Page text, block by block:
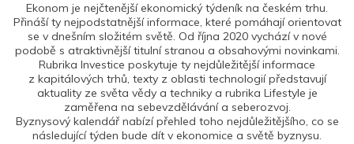
Ekonom je nejčtenější ekonomický týdeník na českém trhu.
Přináší ty nejpodstatnější informace, které pomáhají orientovat
se v dnešním složitém světě. Od října 2020 vychází v nové
podobě s atraktivnější titulní stranou a obsahovými novinkami.
Rubrika Investice poskytuje ty nejdůležitější informace
z kapitálových trhů, texty z oblasti technologií představují
aktuality ze světa vědy a techniky a rubrika Lifestyle je
zaměřena na sebevzdělávání a seberozvoj.
Byznysový kalendář nabízí přehled toho nejdůležitějšího, co se
následující týden bude dít v ekonomice a světě byznysu.